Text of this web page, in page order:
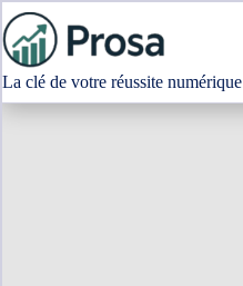
Passer
au
contenu
La clé de votre réussite numérique